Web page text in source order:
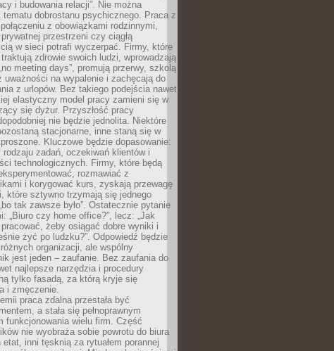
i budowania relacji”. Nie można
tematu dobrostanu psychicznego. Praca z
z obowiązkami rodzinnymi,
przestrzeni czy ciągłą
w sieci potrafi wyczerpać. Firmy, które
zdrowie swoich ludzi, wprowadzają
meeting days”, promują przerwy, szkolą
uważności na wypalenie i zachęcają do
z urlopów. Bez takiego podejścia nawet
elastyczny model pracy zamieni się w
się dyżur. Przyszłość pracy
nie będzie jednolita. Niektóre
stacjonarne, inne staną się w
Kluczowe będzie dopasowanie:
rodzaju zadań, oczekiwań klientów i
technologicznych. Firmy, które będą
rozmawiać z
i korygować kurs, zyskają przewagę
które sztywno trzymają się jednego
tak zawsze było”. Ostatecznie pytanie
„Biuro czy home office?”, lecz: „Jak
żeby osiągać dobre wyniki i
żyć po ludzku?”. Odpowiedź będzie
organizacji, ale wspólny
jest jeden – zaufanie. Bez zaufania do
najlepsze narzędzia i procedury
tylko fasadą, za którą kryje się
i zmęczenie.
praca zdalna przestała być
a stała się pełnoprawnym
funkcjonowania wielu firm. Część
nie wyobraża sobie powrotu do biura
etat, inni tęsknią za rytuałem porannej